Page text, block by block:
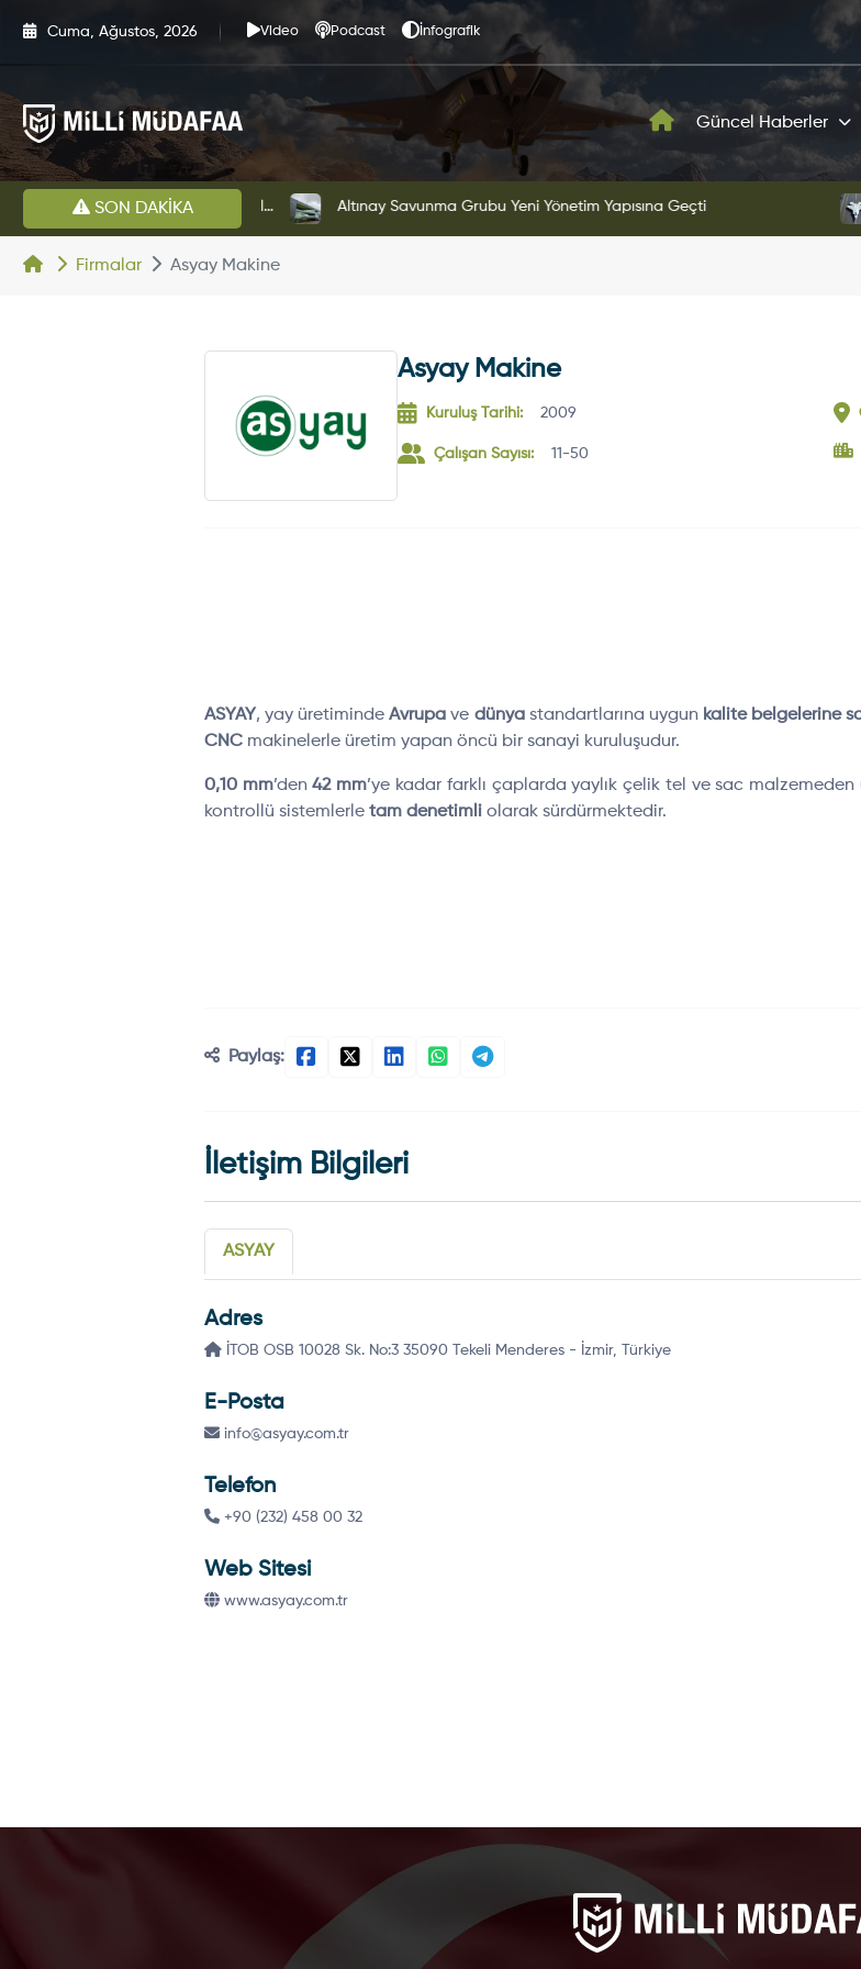
Cuma, Ağustos, 2026 Video Podcast İnfografik
Güncel Haberler
SON DAKİKA Altınay Savunma Grubu Yeni Yönetim Yapısına Geçti
Firmalar Asyay Makine
Asyay Makine
Kuruluş Tarihi: 2009
Çalışan Sayısı: 11-50
ASYAY, yay üretimindeAvrupa ve dünyastandartlarına uygun kalite belgelerine
CNCmakinelerle üretim yapan öncü bir sanayi kuruluşudur.
0,10 mm’den42 mm’ye kadar farklı çaplarda yaylık çelik tel ve sac
kontrollü sistemlerle tam denetimliolarak sürdürmektedir.
Paylaş:
İletişim Bilgileri
ASYAY
Adres
İTOB OSB 10028 Sk. No:3 35090 Tekeli Menderes - İzmir, Türkiye
E-Posta
info@asyay.com.tr
Telefon
+90 (232) 458 00 32
Web Sitesi
www.asyay.com.tr